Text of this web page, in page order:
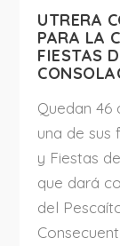
UTRERA
PARA LA
FIESTAS
Quedan 46
una de sus
y Fiestas
que dará
del